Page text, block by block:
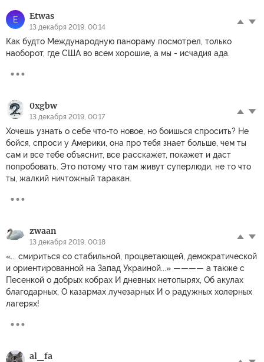
E Etwas
13 декабря 2019, 00:14
Как будто Международную панораму посмотрел, только
наоборот, где США во всем хорошие, а мы - исчадия ада.
0xgbw
13 декабря 2019, 00:17
Хочешь узнать о себе что-то новое, но боишься спросить? Не
бойся, спроси у Америки, она про тебя знает больше, чем ты
сам и все тебе объяснит, все расскажет, покажет и даст
попробовать. Это потому что там живут суперлюди, не то что
ты, жалкий ничтожный таракан.
zwaan
13 декабря 2019, 00:18
«... смириться со стабильной, процветающей, демократической
и ориентированной на Запад Украиной...» ———— а также с
Песенкой о добрых кобрах И дневных нетопырях, Об акулах
благодарных, О казармах лучезарных И о радужных холерных
лагерях!
al_fa